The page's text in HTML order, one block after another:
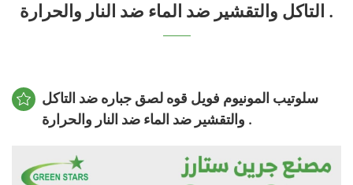
التاكل والتقشير ضد الماء ضد النار والحرارة .
سلوتيب المونيوم فويل قوه لصق جباره ضد التاكل
والتقشير ضد الماء ضد النار والحرارة .